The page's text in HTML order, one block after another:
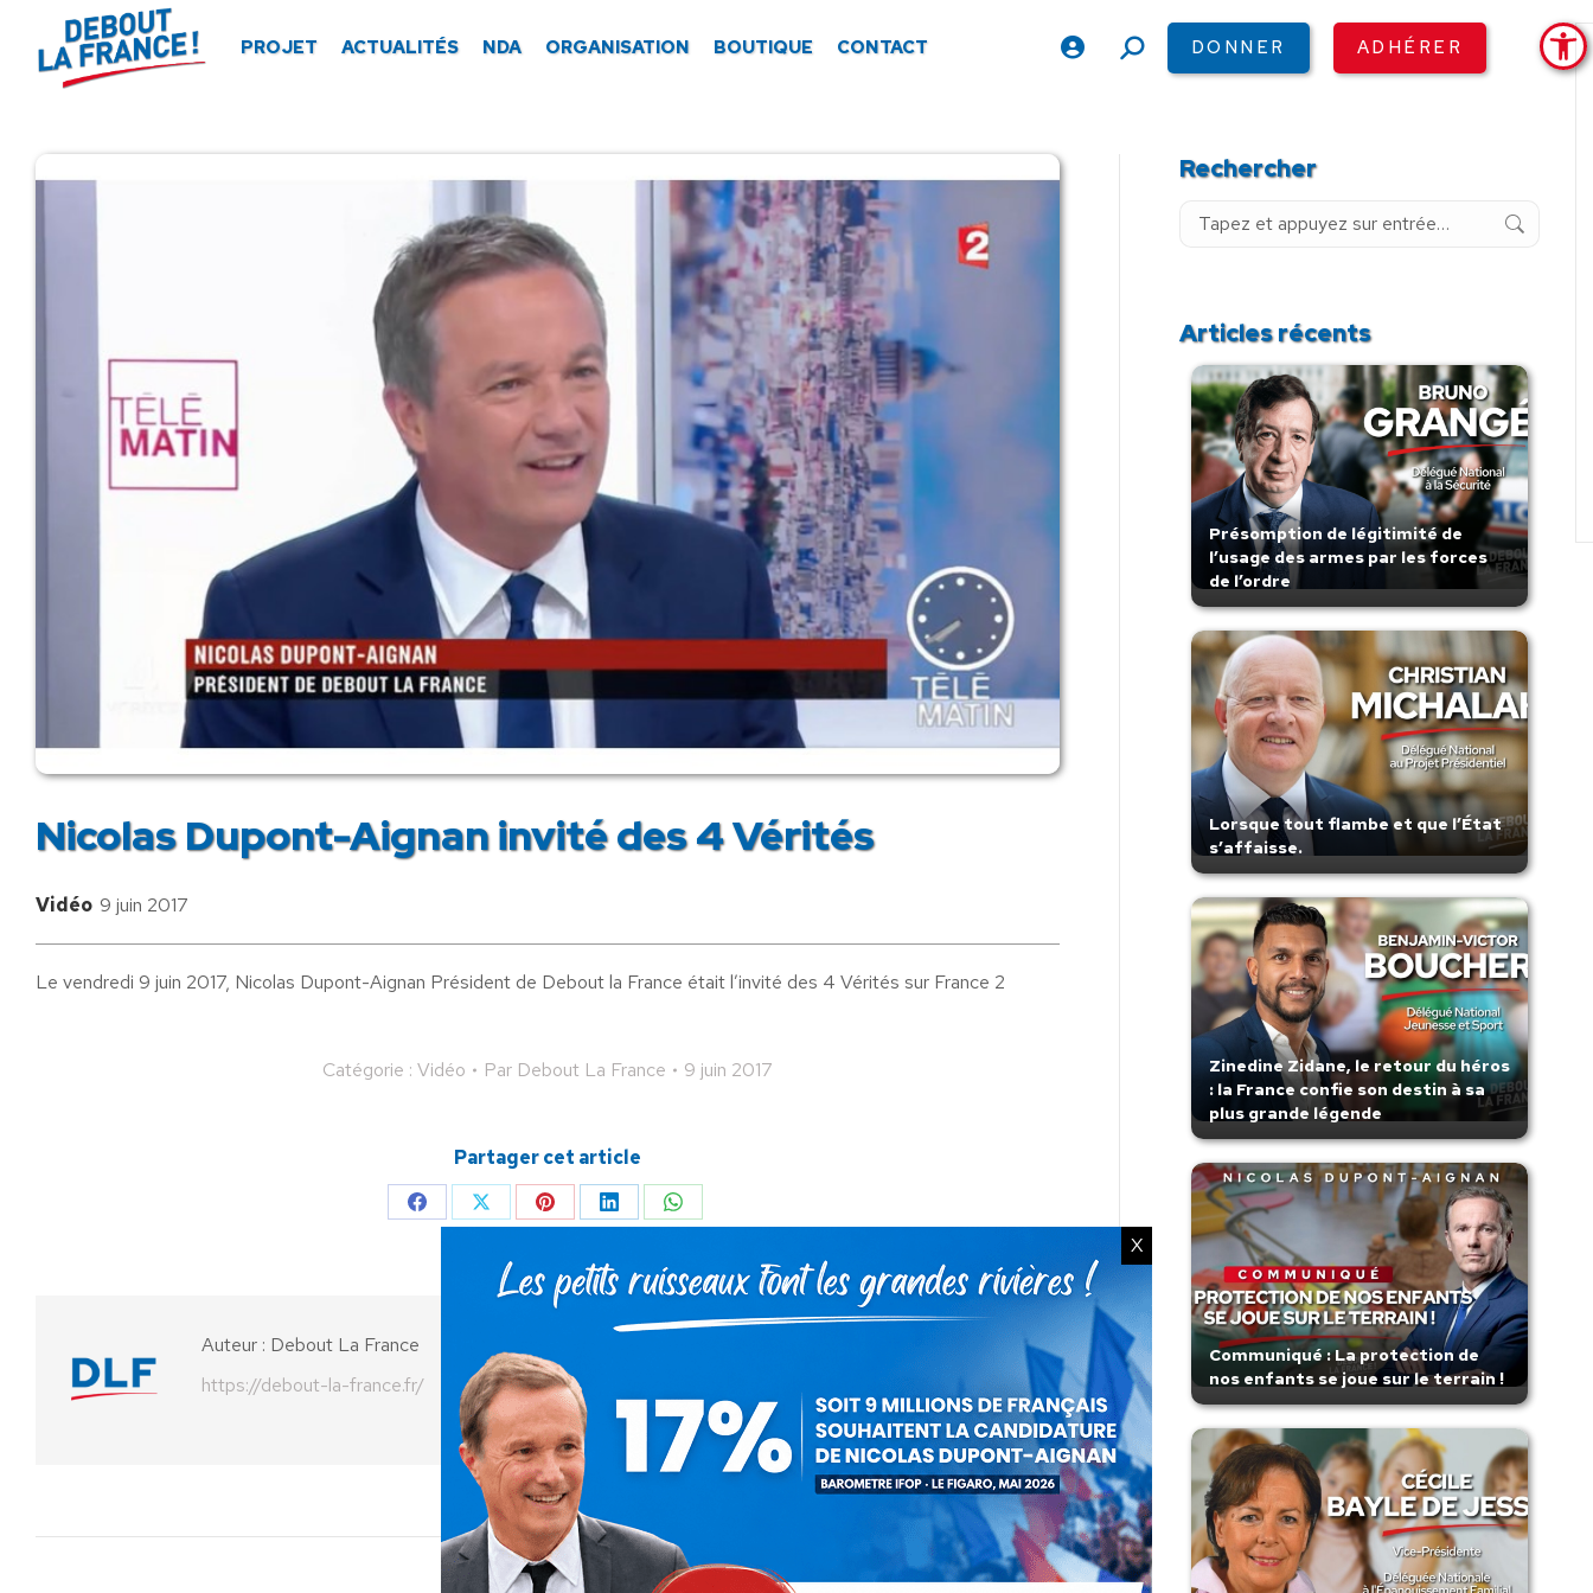
PROJET ACTUALITÉS NDA ORGANISATION BOUTIQUE CONTACT
RechercheDONNER ADHÉRER
Nicolas Dupont-Aignan invité des 4 Vérités
Vidéo 9 juin 2017
Le vendredi 9 juin 2017, Nicolas Dupont-Aignan Président de Debout la France était l’invité des 4 Vérités sur France 2
Catégorie : Vidéo Par Debout La France 9 juin 2017
Partager cet article
PartagerPartagerPartager
Pinterest
Partager
LinkedIn
Partager
WhatsApp
Auteur : Debout La France
https://debout-la-france.fr/
SUIVANT
Rechercher
Recherche
Articles récents
Présomption de légitimité de
l’usage des armes par les forces
de l’ordre
Lorsque tout flambe et que l’État
s’affaisse.
Zinedine Zidane, le retour du héros
: la France confie son destin à sa
plus grande légende
Communiqué : La protection de
nos enfants se joue sur le terrain !
X
Panneau de gestion des cookies